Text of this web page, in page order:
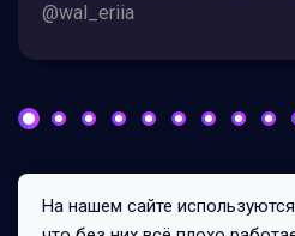
@wal_eriia
Все права
На нашем сайте